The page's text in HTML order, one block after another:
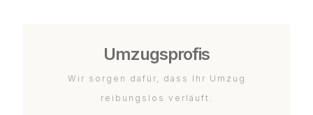
Umzugsprofis
Wir sorgen dafür, dass Ihr Umzug
reibungslos verläuft.